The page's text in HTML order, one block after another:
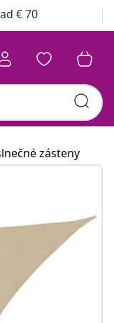
€ 70
zásteny